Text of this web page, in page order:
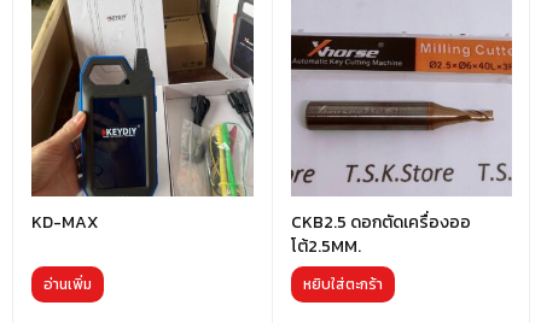
KD-MAX
อ่านเพิ่ม
CKB2.5 ดอกตัดเครื่องออ
โต้2.5MM.
หยิบใส่ตะกร้า